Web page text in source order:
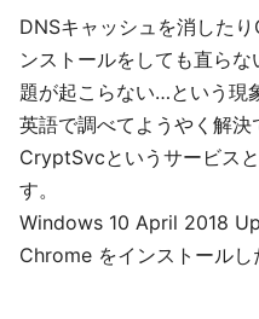
DNSキャッシュを消した
ンストールをしても直ら
題が起こらない…という現
英語で調べてようやく解決
CryptSvcというサービス
す。
Windows 10 April 2018
Chrome をインストールし